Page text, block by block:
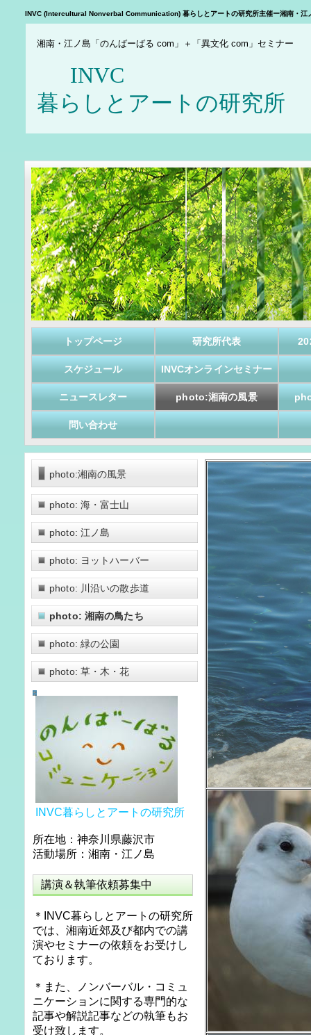
INVC (Intercultural Nonverbal Communication) 暮らしとアートの研究所主催ー湘南・江
湘南・江ノ島「のんばーばる com」＋「異文化 com」セミナー
暮らしとアートの研究所
トップページ 研究所代表
スケジュール INVCオンラインセミナー
ニュースレター photo:湘南の風景
問い合わせ
photo:湘南の風景
photo: 海・富士山
photo: 江ノ島
photo: ヨットハーバー
photo: 川沿いの散歩道
photo: 湘南の鳥たち
photo: 緑の公園
photo: 草・木・花
INVC暮らしとアートの研究所
所在地：神奈川県藤沢市
活動場所：湘南・江ノ島
講演＆執筆依頼募集中
＊INVC暮らしとアートの研究所
では、湘南近郊及び都内での講
演やセミナーの依頼をお受けし
ております。
＊また、ノンバーバル・コミュ
ニケーションに関する専門的な
記事や解説記事などの執筆もお
受け致します。